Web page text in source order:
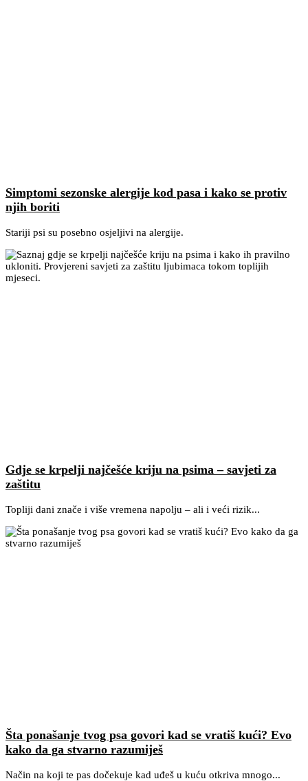
Simptomi sezonske alergije kod pasa i kako se protiv
njih boriti
Stariji psi su posebno osjeljivi na alergije.
Gdje se krpelji najčešće kriju na psima – savjeti za
zaštitu
Topliji dani znače i više vremena napolju – ali i veći rizik...
Šta ponašanje tvog psa govori kad se vratiš kući? Evo
kako da ga stvarno razumiješ
Način na koji te pas dočekuje kad uđeš u kuću otkriva mnogo...